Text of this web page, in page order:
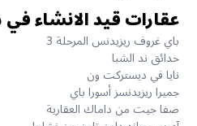
عقارات قيد الانشاء
باي غروف ريزيدنس المرحلة 3
حدائق ند الشبا
نايا في ديستركت ون
جميرا ريزيدنسز أسورا باي
صفا جيت من داماك العقارية